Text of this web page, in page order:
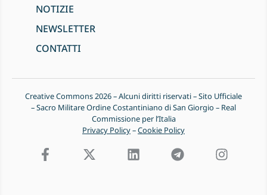
NOTIZIE
NEWSLETTER
CONTATTI
Creative Commons 2026 – Alcuni diritti riservati – Sito Ufficiale
– Sacro Militare Ordine Costantiniano di San Giorgio – Real
Commissione per l’Italia
Privacy Policy–Cookie Policy